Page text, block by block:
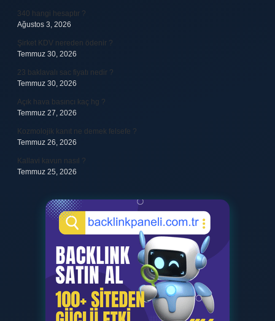
340 hangi hesaptır ?
Ağustos 3, 2026
Şirket KDV nereden ödenir ?
Temmuz 30, 2026
23 baklavalı sac fiyatı nedir ?
Temmuz 30, 2026
Açık hava basıncı kaç hg ?
Temmuz 27, 2026
Kozmolojik kanıt ne demek felsefe ?
Temmuz 26, 2026
Kallavi kavun nasıl ?
Temmuz 25, 2026